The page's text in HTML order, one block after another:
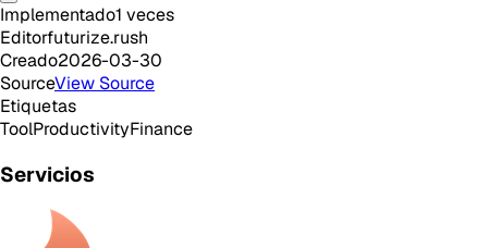
Implementado1 veces
Editorfuturize.rush
Creado2026-03-30
SourceView Source
Etiquetas
ToolProductivityFinance
Servicios